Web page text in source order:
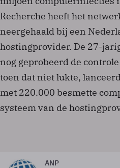
Recherche heeft het
neergehaald bij een
hostingprovider. De 27-
nog geprobeerd de
toen dat niet lukte,
met 220.000 besmette
systeem van de
ANP